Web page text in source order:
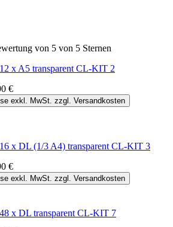
von 5 von 5 Sternen
x A5 transparent CL-KIT 2
€
exkl. MwSt. zzgl. Versandkosten
x DL (1/3 A4) transparent CL-KIT 3
€
exkl. MwSt. zzgl. Versandkosten
x DL transparent CL-KIT 7